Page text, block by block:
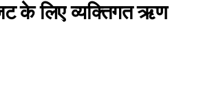
के लिए व्यक्तिगत ऋण